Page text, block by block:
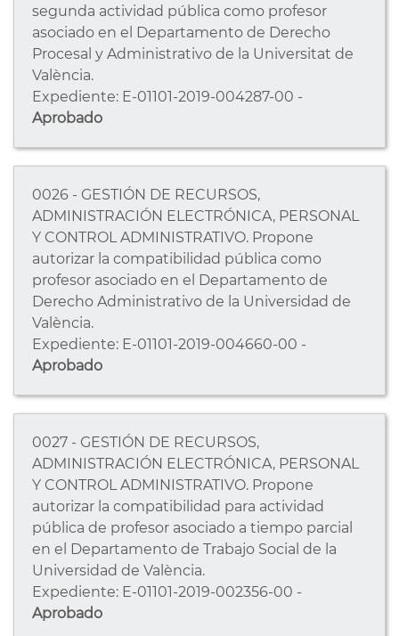
segunda actividad pública como profesor
asociado en el Departamento de Derecho
Procesal y Administrativo de la Universitat de
València.
Expediente: E-01101-2019-004287-00 -
Aprobado
0026 - GESTIÓN DE RECURSOS,
ADMINISTRACIÓN ELECTRÓNICA, PERSONAL
Y CONTROL ADMINISTRATIVO. Propone
autorizar la compatibilidad pública como
profesor asociado en el Departamento de
Derecho Administrativo de la Universidad de
València.
Expediente: E-01101-2019-004660-00 -
Aprobado
0027 - GESTIÓN DE RECURSOS,
ADMINISTRACIÓN ELECTRÓNICA, PERSONAL
Y CONTROL ADMINISTRATIVO. Propone
autorizar la compatibilidad para actividad
pública de profesor asociado a tiempo parcial
en el Departamento de Trabajo Social de la
Universidad de València.
Expediente: E-01101-2019-002356-00 -
Aprobado